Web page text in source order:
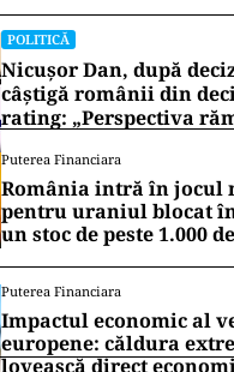
POLITICĂ
Nicușor Dan, după
câștigă românii din
rating: „Perspectiva
Puterea Financiara
România intră în
pentru uraniul blocat
un stoc de peste 1.000
Puterea Financiara
Impactul economic al
europene: căldura
lovească direct